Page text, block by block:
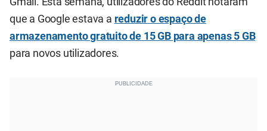
que a Google estava a reduzir o espaço de
armazenamento gratuito de 15 GB para apenas 5 GB
para novos utilizadores.